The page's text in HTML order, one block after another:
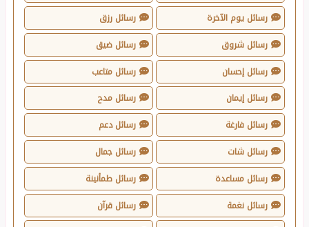
رسائل يوم الآخرة
رسائل رزق
رسائل شروق
رسائل ضيق
رسائل إحسان
رسائل متاعب
رسائل إيمان
رسائل مدح
رسائل فارغة
رسائل دعم
رسائل شات
رسائل جمال
رسائل مساعدة
رسائل طمأنينة
رسائل نغمة
رسائل قرآن